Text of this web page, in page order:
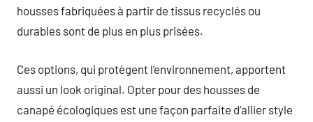
housses fabriquées à partir de tissus recyclés ou
durables sont de plus en plus prisées.
Ces options, qui protègent l’environnement, apportent
aussi un look original. Opter pour des housses de
canapé écologiques est une façon parfaite d’allier style